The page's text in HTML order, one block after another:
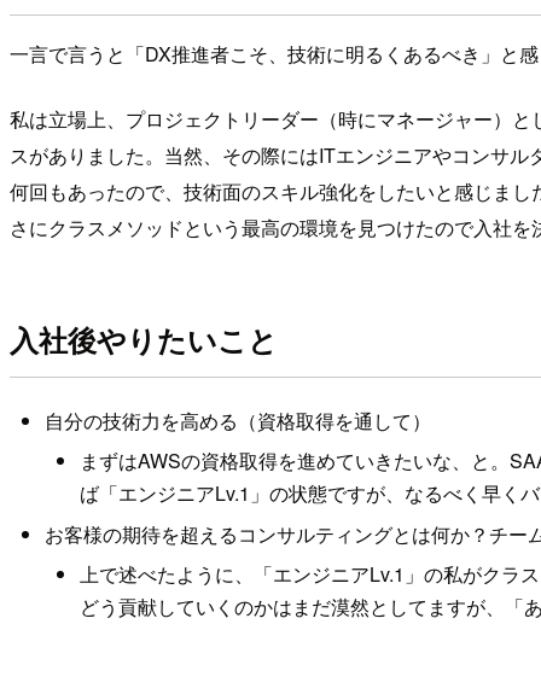
一言で言うと「DX推進者こそ、技術に明るくあるべき」と感
私は立場上、プロジェクトリーダー（時にマネージャー）
スがありました。当然、その際にはITエンジニアやコンサ
何回もあったので、技術面のスキル強化をしたいと感じま
さにクラスメソッドという最高の環境を見つけたので入社
入社後やりたいこと
自分の技術力を高める（資格取得を通して）
まずはAWSの資格取得を進めていきたいな、と。
ば「エンジニアLv.1」の状態ですが、なるべく早く
お客様の期待を超えるコンサルティングとは何か？チー
上で述べたように、「エンジニアLv.1」の私がクラ
どう貢献していくのかはまだ漠然としてますが、「